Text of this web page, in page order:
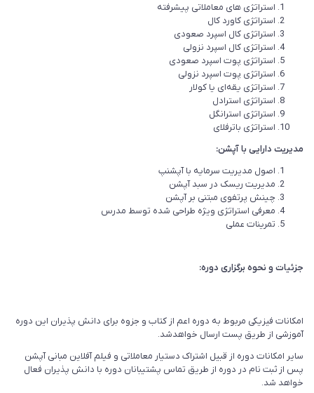
استراتژی های معاملاتی پیشرفته
استراتژی کاورد کال
استراتژی کال اسپرد صعودی
استراتژی کال اسپرد نزولی
استراتژی پوت اسپرد صعودی
استراتژی پوت اسپرد نزولی
استراتژی یقه‌ای یا کولار
استراتژی استرادل
استراتژی استرانگل
استراتژی باترفلای
مدیریت دارایی با آپشن:
اصول مدیریت سرمایه با آپشنپ
مدیریت ریسک در سبد آپشن
چینش پرتفوی مبتنی بر آپشن
معرفی استراتژی ویژه طراحی شده توسط مدرس
تمرینات عملی
جزئیات و نحوه برگزاری دوره:
امکانات فیزیکی مربوط به دوره اعم از کتاب و جزوه برای دانش پذیران این دوره
آموزشی از طریق پست ارسال خواهدشد.
سایر امکانات دوره از قبیل اشتراک دستیار معاملاتی و فیلم آفلاین مبانی آپشن
پس از ثبت نام در دوره از طریق تماس پشتیبانان دوره با دانش پذیران فعال
خواهد شد.